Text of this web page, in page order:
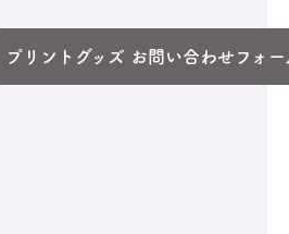
プリントグッズ お問い合わせフォー